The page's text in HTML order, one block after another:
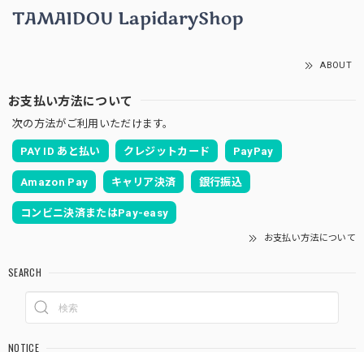
ABOUT
お支払い方法について
次の方法がご利用いただけます。
PAY ID あと払い クレジットカード PayPay
Amazon Pay キャリア決済 銀行振込
コンビニ決済またはPay-easy
お支払い方法について
SEARCH
NOTICE